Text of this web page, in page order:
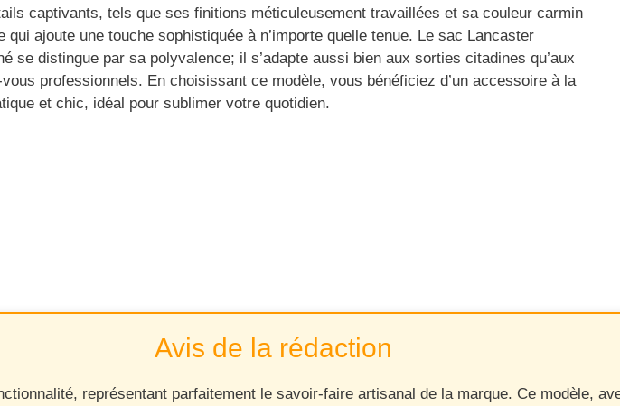
captivants, tels que ses finitions méticuleusement travaillées et sa couleur carmin
qui ajoute une touche sophistiquée à n’importe quelle tenue. Le sac Lancaster
se distingue par sa polyvalence; il s’adapte aussi bien aux sorties citadines qu’aux
professionnels. En choisissant ce modèle, vous bénéficiez d’un accessoire à la
et chic, idéal pour sublimer votre quotidien.
Avis de la rédaction
représentant parfaitement le savoir-faire artisanal de la marque. Ce modèle,